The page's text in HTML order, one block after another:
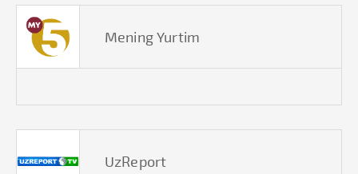
Mening Yurtim
UzReport